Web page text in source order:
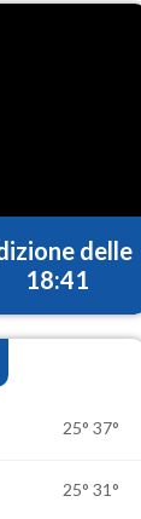
delle
18:41
25° 37°
25° 31°